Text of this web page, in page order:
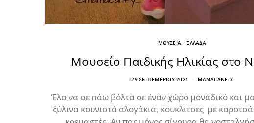
ΜΟΥΣΕΙΑ ΕΛΛΑΔΑ
Μουσείο Παιδικής Ηλικίας στο
29 ΣΕΠΤΕΜΒΡΊΟΥ 2021 MAMACANFLY
Έλα να σε πάω βόλτα σε έναν χώρο μοναδικό και
ξύλινα κουνιστά αλογάκια, κουκλίτσες με